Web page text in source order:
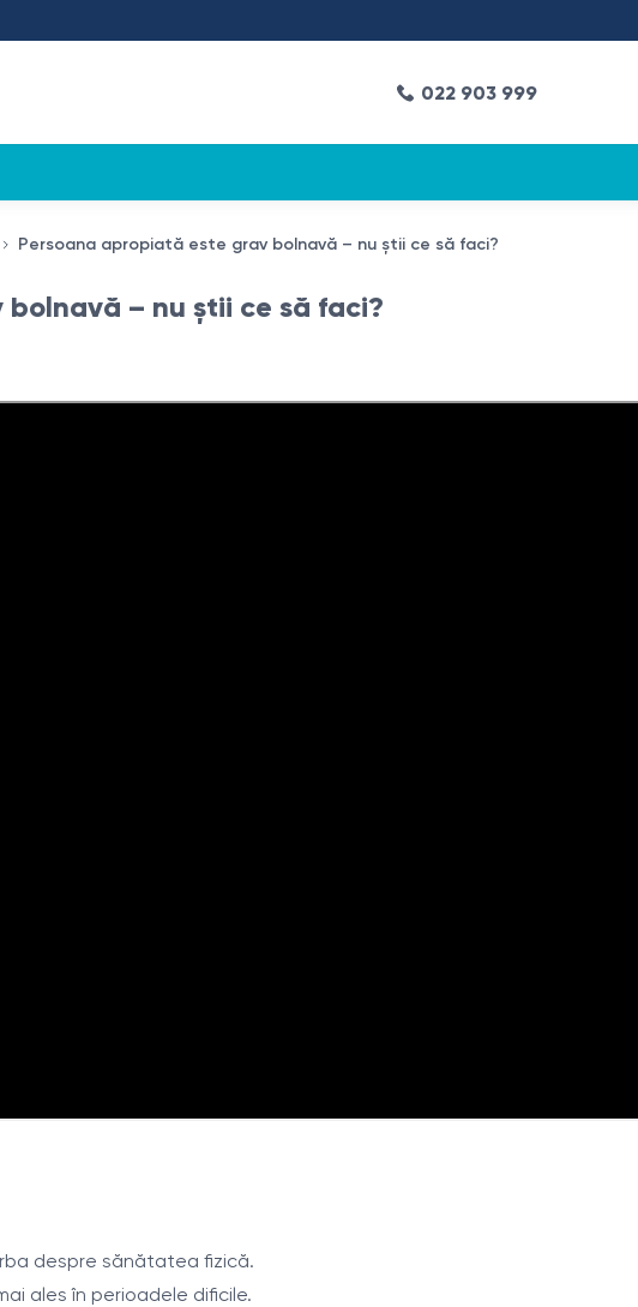
022 903 999
Persoana apropiată este grav bolnavă – nu știi ce să faci?
– nu știi ce să faci?
despre sănătatea fizică.
ales în perioadele dificile.